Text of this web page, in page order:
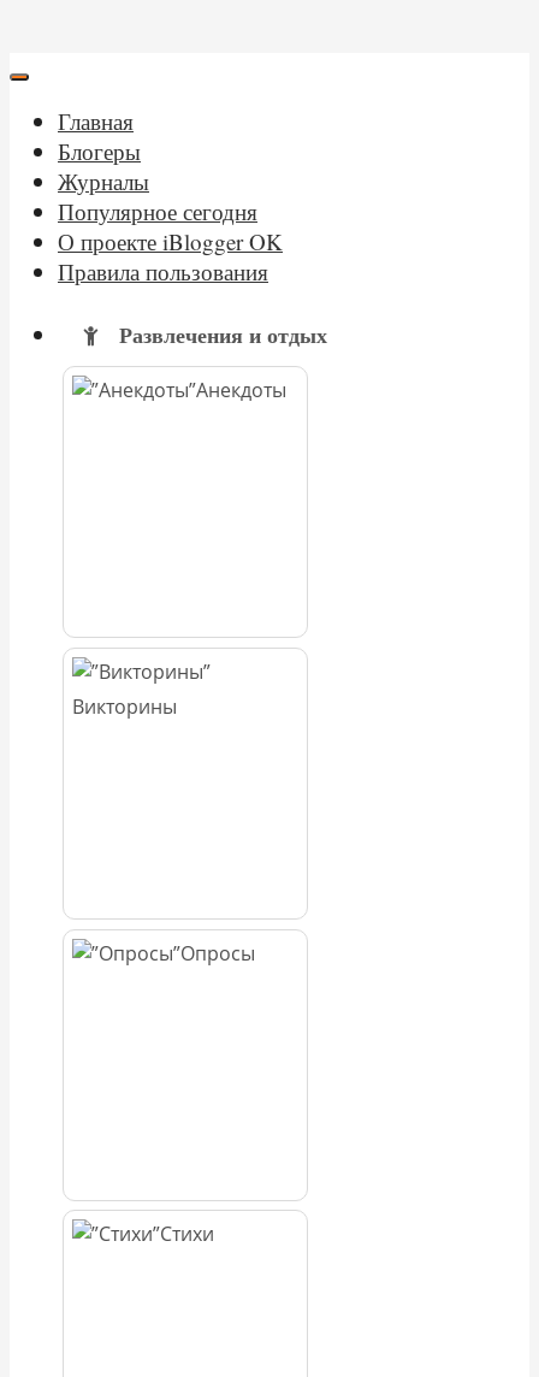
Главная
Блогеры
Журналы
Популярное сегодня
О проекте iBlogger OK
Правила пользования
Развлечения и отдых
Анекдоты
Викторины
Опросы
Стихи